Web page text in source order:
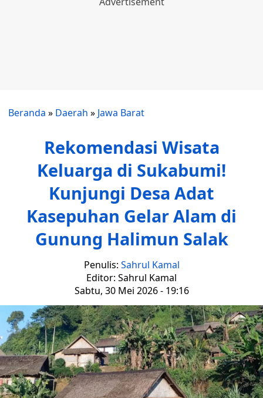
Beranda » Daerah » Jawa Barat
Rekomendasi Wisata
Keluarga di Sukabumi!
Kunjungi Desa Adat
Kasepuhan Gelar Alam di
Gunung Halimun Salak
Penulis: Sahrul Kamal
Editor: Sahrul Kamal
Sabtu, 30 Mei 2026 - 19:16